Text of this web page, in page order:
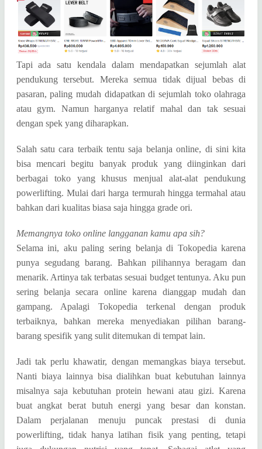
Tapi ada satu kendala dalam mendapatkan sejumlah alat
pendukung tersebut. Mereka semua tidak dijual bebas di
pasaran, paling mudah didapatkan di sejumlah toko olahraga
atau gym. Namun harganya relatif mahal dan tak sesuai
dengan spek yang diharapkan.
Salah satu cara terbaik tentu saja belanja online, di sini kita
bisa mencari begitu banyak produk yang diinginkan dari
berbagai toko yang khusus menjual alat-alat pendukung
powerlifting. Mulai dari harga termurah hingga termahal atau
bahkan dari kualitas biasa saja hingga grade ori.
Memangnya toko online langganan kamu apa sih?
Selama ini, aku paling sering belanja di Tokopedia karena
punya segudang barang. Bahkan pilihannya beragam dan
menarik. Artinya tak terbatas sesuai budget tentunya. Aku pun
sering belanja secara online karena dianggap mudah dan
gampang. Apalagi Tokopedia terkenal dengan produk
terbaiknya, bahkan mereka menyediakan pilihan barang-
barang spesifik yang sulit ditemukan di tempat lain.
Jadi tak perlu khawatir, dengan memangkas biaya tersebut.
Nanti biaya lainnya bisa dialihkan buat kebutuhan lainnya
misalnya saja kebutuhan protein hewani atau gizi. Karena
buat angkat berat butuh energi yang besar dan konstan.
Dalam perjalanan menuju puncak prestasi di dunia
powerlifting, tidak hanya latihan fisik yang penting, tetapi